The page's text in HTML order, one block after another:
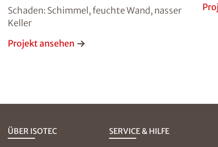
Schaden: Schimmel, feuchte Wand, nasser
Keller
Projekt ansehen
ÜBER ISOTEC SERVICE & HILFE